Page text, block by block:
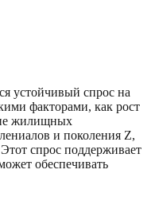
устойчивый спрос на
факторами, как рост
жилищных
и поколения Z,
спрос поддерживает
обеспечивать